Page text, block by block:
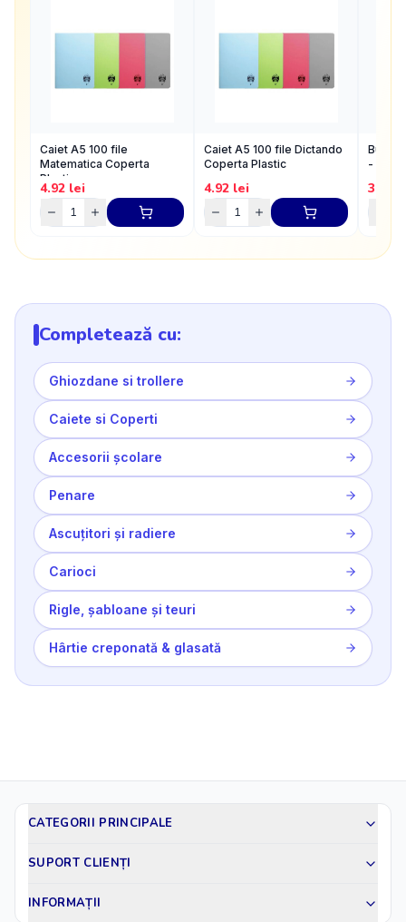
Caiet A5 100 file
Matematica Coperta
Plastic
4.92 lei
Caiet A5 100 file Dictando
Coperta Plastic
4.92 lei
- S-
3.52
Completează cu:
Ghiozdane si trollere
Caiete si Coperti
Accesorii școlare
Penare
Ascuțitori și radiere
Carioci
Rigle, șabloane și teuri
Hârtie creponată & glasată
CATEGORII PRINCIPALE
SUPORT CLIENȚI
INFORMAȚII